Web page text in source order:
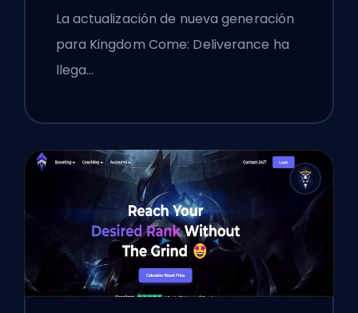
Come: Deliverance: Un análisis
profundo
La actualización de nueva generación
para Kingdom Come: Deliverance ha
llega…